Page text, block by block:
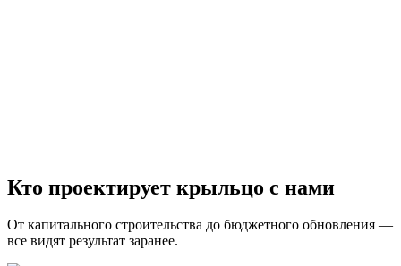
Начать бесплатно
Кто проектирует крыльцо с нами
От капитального строительства до бюджетного обновления —
все видят результат заранее.